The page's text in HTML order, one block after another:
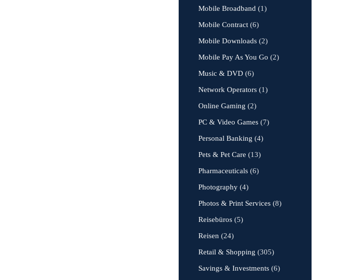
Mobile Broadband (1)
Mobile Contract (6)
Mobile Downloads (2)
Mobile Pay As You Go (2)
Music & DVD (6)
Network Operators (1)
Online Gaming (2)
PC & Video Games (7)
Personal Banking (4)
Pets & Pet Care (13)
Pharmaceuticals (6)
Photography (4)
Photos & Print Services (8)
Reisebüros (5)
Reisen (24)
Retail & Shopping (305)
Savings & Investments (6)